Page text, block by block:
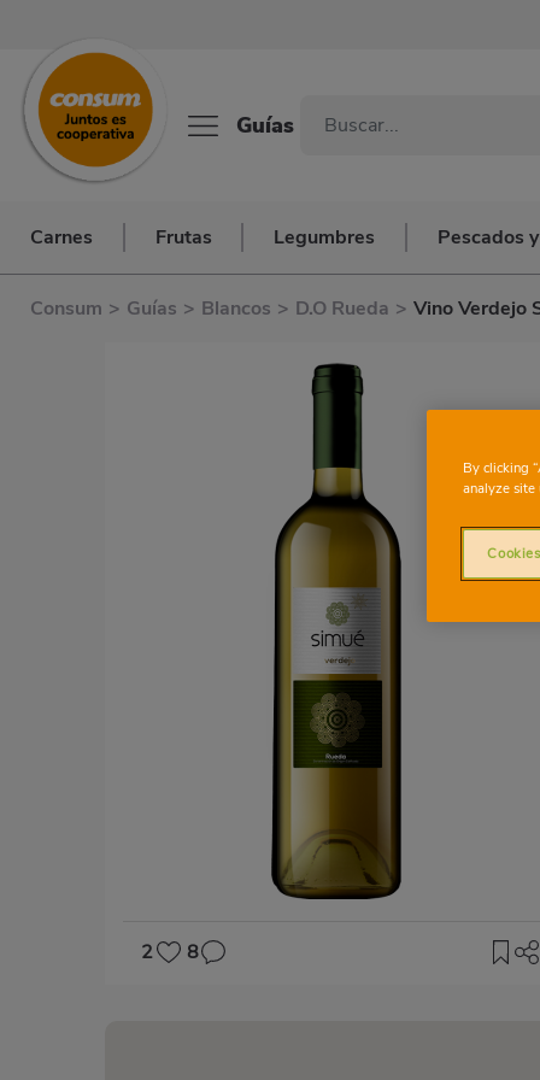
Guías
Carnes Frutas Legumbres Pescados
Consum > Guías > Blancos > D.O Rueda > Vino Verdejo
2 8
By clicking
analyze site